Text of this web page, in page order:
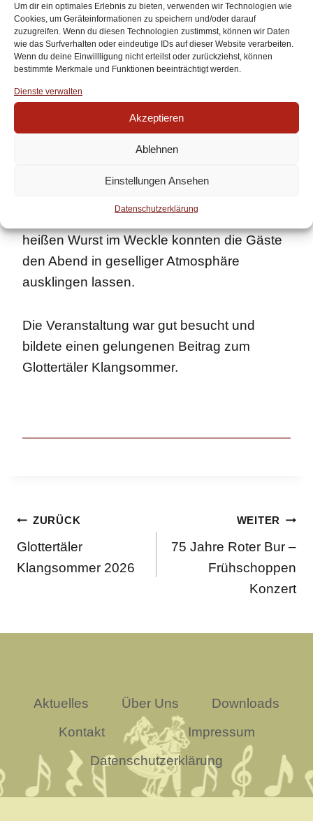
Um dir ein optimales Erlebnis zu bieten, verwenden wir Technologien wie
Cookies, um Geräteinformationen zu speichern und/oder darauf
zuzugreifen. Wenn du diesen Technologien zustimmst, können wir Daten
wie das Surfverhalten oder eindeutige IDs auf dieser Website verarbeiten.
Wenn du deine Einwillligung nicht erteilst oder zurückziehst, können
bestimmte Merkmale und Funktionen beeinträchtigt werden.
Dienste verwalten
Akzeptieren
Ablehnen
Einstellungen Ansehen
Datenschutzerklärung
Die Besucherinnen und Besucher genossen
ein abwechslungsreiches Programm mit der
Jugend- und Erwachsenentanzgruppe
sowie dem Hauptorchester. Vor der
malerischen Kulisse des Glottertals sorgten
die musikalischen und tänzerischen
Darbietungen für beste Unterhaltung und
einen gelungenen Sommerabend.
heißen Wurst im Weckle konnten die Gäste
den Abend in geselliger Atmosphäre
ausklingen lassen.
Die Veranstaltung war gut besucht und
bildete einen gelungenen Beitrag zum
Glottertäler Klangsommer.
Beitragsnavigation
ZURÜCK
Glottertäler
Klangsommer 2026
WEITER
75 Jahre Roter Bur –
Frühschoppen
Konzert
Aktuelles Über Uns
Downloads
Kontakt
Impressum
Datenschutzerklärung